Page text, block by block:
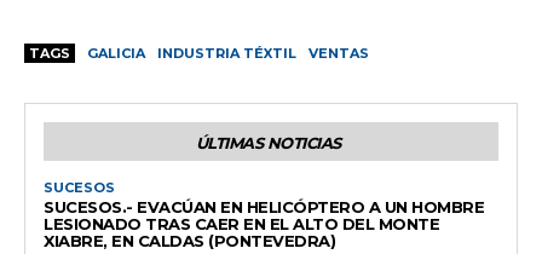
TAGS GALICIA INDUSTRIA TÉXTIL VENTAS
ÚLTIMAS NOTICIAS
SUCESOS
SUCESOS.- EVACÚAN EN HELICÓPTERO A UN HOMBRE
LESIONADO TRAS CAER EN EL ALTO DEL MONTE
XIABRE, EN CALDAS (PONTEVEDRA)